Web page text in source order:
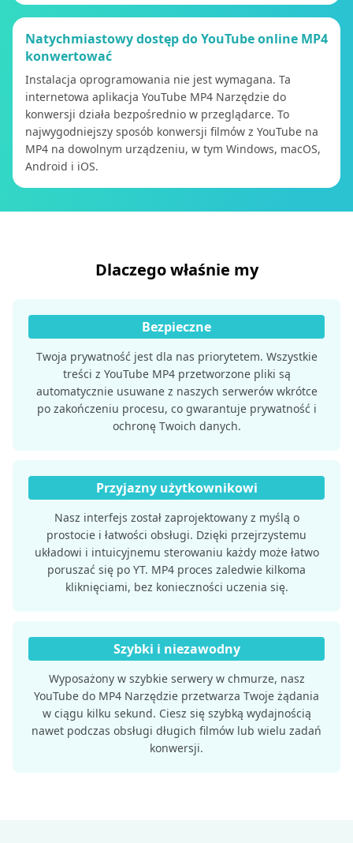
Natychmiastowy dostęp do YouTube online MP4
konwertować
Instalacja oprogramowania nie jest wymagana. Ta
internetowa aplikacja YouTube MP4 Narzędzie do
konwersji działa bezpośrednio w przeglądarce. To
najwygodniejszy sposób konwersji filmów z YouTube na
MP4 na dowolnym urządzeniu, w tym Windows, macOS,
Android i iOS.
Dlaczego właśnie my
Bezpieczne
Twoja prywatność jest dla nas priorytetem. Wszystkie
treści z YouTube MP4 przetworzone pliki są
automatycznie usuwane z naszych serwerów wkrótce
po zakończeniu procesu, co gwarantuje prywatność i
ochronę Twoich danych.
Przyjazny użytkownikowi
Nasz interfejs został zaprojektowany z myślą o
prostocie i łatwości obsługi. Dzięki przejrzystemu
układowi i intuicyjnemu sterowaniu każdy może łatwo
poruszać się po YT. MP4 proces zaledwie kilkoma
kliknięciami, bez konieczności uczenia się.
Szybki i niezawodny
Wyposażony w szybkie serwery w chmurze, nasz
YouTube do MP4 Narzędzie przetwarza Twoje żądania
w ciągu kilku sekund. Ciesz się szybką wydajnością
nawet podczas obsługi długich filmów lub wielu zadań
konwersji.